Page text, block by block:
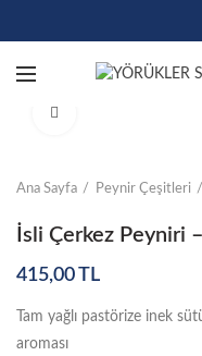
Ana Sayfa Peynir Çeşitleri
İsli Çerkez Peyniri
415,00TL
Tam yağlı pastörize inek
aroması